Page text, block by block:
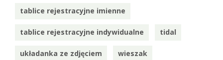
tablice rejestracyjne imienne
tablice rejestracyjne indywidualne tidal
układanka ze zdjęciem wieszak